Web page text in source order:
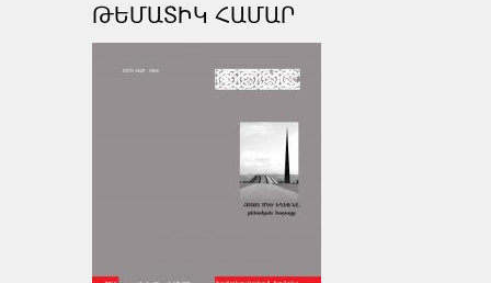
ԹԵՄԱՏԻԿ ՀԱՄԱՐ